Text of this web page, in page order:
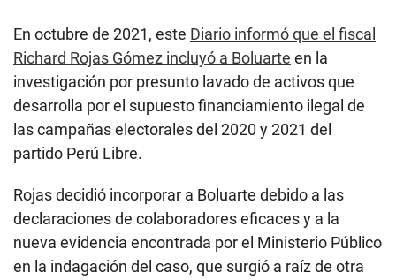
En octubre de 2021, este Diario informó que el fiscal
Richard Rojas Gómez incluyó a Boluarte en la
investigación por presunto lavado de activos que
desarrolla por el supuesto financiamiento ilegal de
las campañas electorales del 2020 y 2021 del
partido Perú Libre.
Rojas decidió incorporar a Boluarte debido a las
declaraciones de colaboradores eficaces y a la
nueva evidencia encontrada por el Ministerio Público
en la indagación del caso, que surgió a raíz de otra